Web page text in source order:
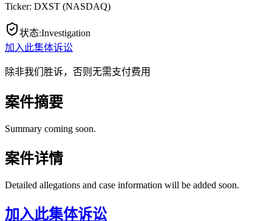
Ticker: DXST (NASDAQ)
状态:Investigation
加入此集体诉讼
除非我们胜诉，否则无需支付费用
案件摘要
Summary coming soon.
案件详情
Detailed allegations and case information will be added soon.
加入此集体诉讼